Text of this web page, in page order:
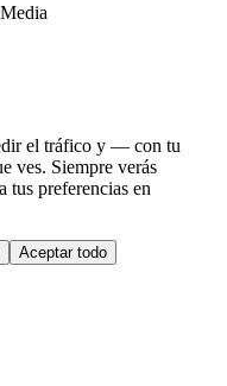
el tráfico y — con tu
ves. Siempre verás
tus preferencias en
Aceptar todo